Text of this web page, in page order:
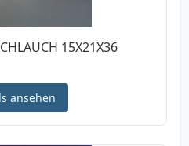
15X21X36
ansehen